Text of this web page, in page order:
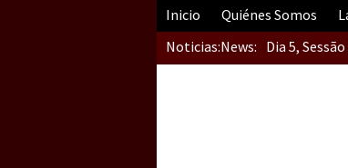
Inicio Quiénes Somos
Noticias:News: Dia 5,